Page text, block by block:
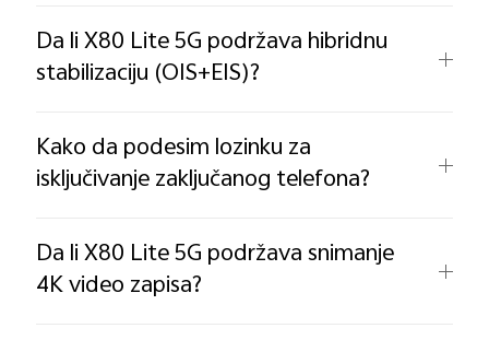
Da li X80 Lite 5G podržava hibridnu
stabilizaciju (OIS+EIS)?
Kako da podesim lozinku za
isključivanje zaključanog telefona?
Da li X80 Lite 5G podržava snimanje
4K video zapisa?